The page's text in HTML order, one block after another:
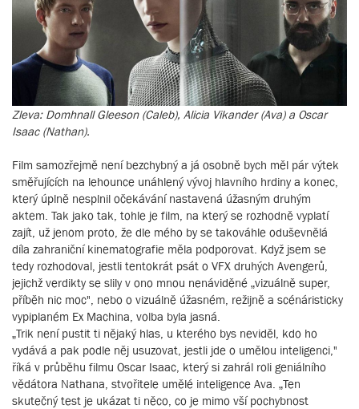
Zleva: Domhnall Gleeson (Caleb), Alicia Vikander (Ava) a Oscar
Isaac (Nathan).
Film samozřejmě není bezchybný a já osobně bych měl pár výtek
směřujících na lehounce unáhlený vývoj hlavního hrdiny a konec,
který úplně nesplnil očekávání nastavená úžasným druhým
aktem. Tak jako tak, tohle je film, na který se rozhodně vyplatí
zajít, už jenom proto, že dle mého by se takováhle oduševnělá
díla zahraniční kinematografie měla podporovat. Když jsem se
tedy rozhodoval, jestli tentokrát psát o VFX druhých Avengerů,
jejichž verdikty se slily v ono mnou nenáviděné „vizuálně super,
příběh nic moc", nebo o vizuálně úžasném, režijně a scénáristicky
vypiplaném Ex Machina, volba byla jasná.
„Trik není pustit ti nějaký hlas, u kterého bys neviděl, kdo ho
vydává a pak podle něj usuzovat, jestli jde o umělou inteligenci,"
říká v průběhu filmu Oscar Isaac, který si zahrál roli geniálního
vědátora Nathana, stvořitele umělé inteligence Ava. „Ten
skutečný test je ukázat ti něco, co je mimo vší pochybnost